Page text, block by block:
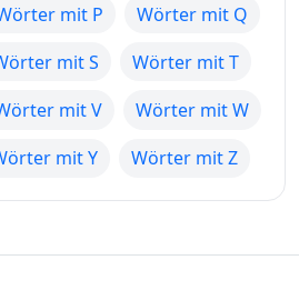
mit P
Wörter mit Q
mit S
Wörter mit T
mit V
Wörter mit W
mit Y Wörter mit Z